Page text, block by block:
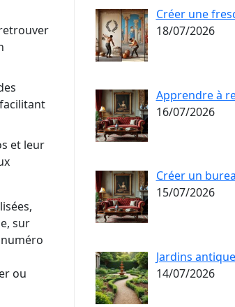
et leur
sur
ou
Créer une
18/07/2026
Apprendre à
16/07/2026
Créer un
15/07/2026
Jardins
14/07/2026